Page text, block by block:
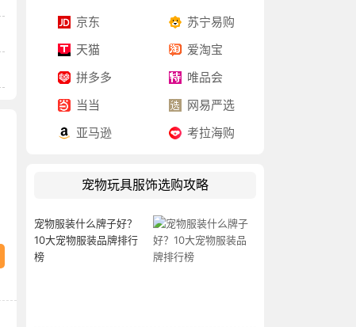
京东
苏宁易购
天猫
爱淘宝
拼多多
唯品会
当当
网易严选
亚马逊
考拉海购
宠物玩具服饰选购攻略
宠物服装什么牌子好？
10大宠物服装品牌排行
榜